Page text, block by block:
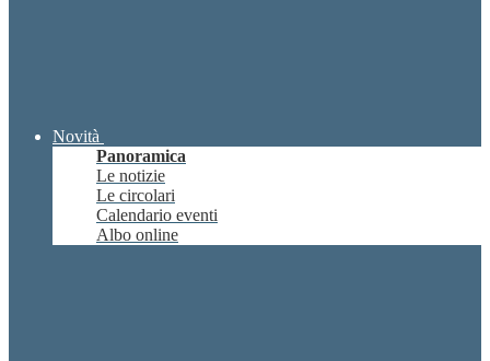
Novità
Panoramica
Le notizie
Le circolari
Calendario eventi
Albo online